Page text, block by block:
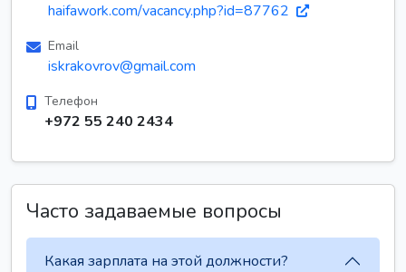
haifawork.com/vacancy.php?id=87762
Email
iskrakovrov@gmail.com
Телефон
+972 55 240 2434
Часто задаваемые вопросы
Какая зарплата на этой должности?